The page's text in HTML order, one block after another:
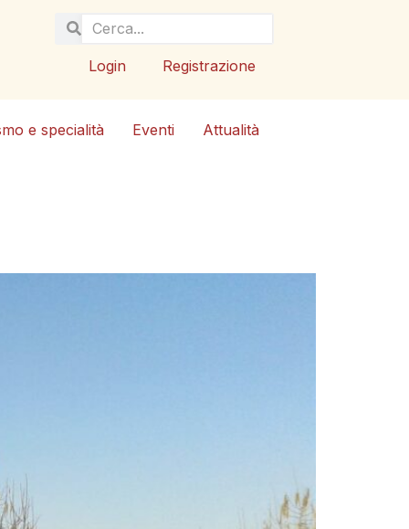
Login Registrazione
e specialità Eventi Attualità